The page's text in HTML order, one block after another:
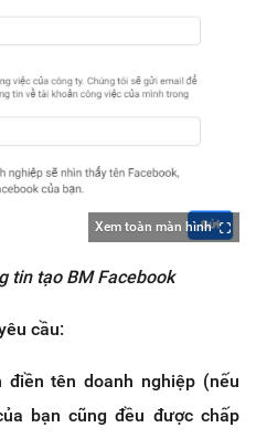
Xem toàn màn hình
tin tạo BM Facebook
cầu:
tên doanh nghiệp (nếu
bạn cũng đều được chấp